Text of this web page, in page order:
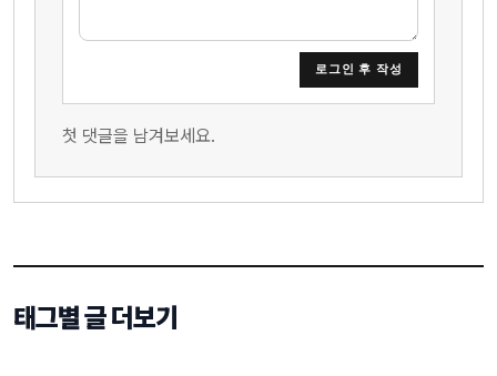
로그인 후 작성
첫 댓글을 남겨보세요.
태그별 글 더보기